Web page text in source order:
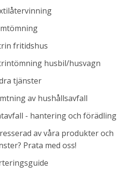
fritidshus
husbil/husvagn
tjänster
av hushållsavfall
- hantering och förädling
av våra produkter och
Prata med oss!